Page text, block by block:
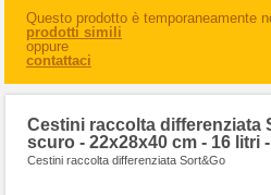
Questo prodotto è temporaneamente
prodotti simili
oppure
contattaci
Cestini raccolta differenziata
scuro - 22x28x40 cm - 16 litri
Cestini raccolta differenziata Sort&Go